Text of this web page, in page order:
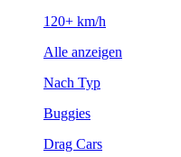
120+ km/h
Alle anzeigen
Nach Typ
Buggies
Drag Cars